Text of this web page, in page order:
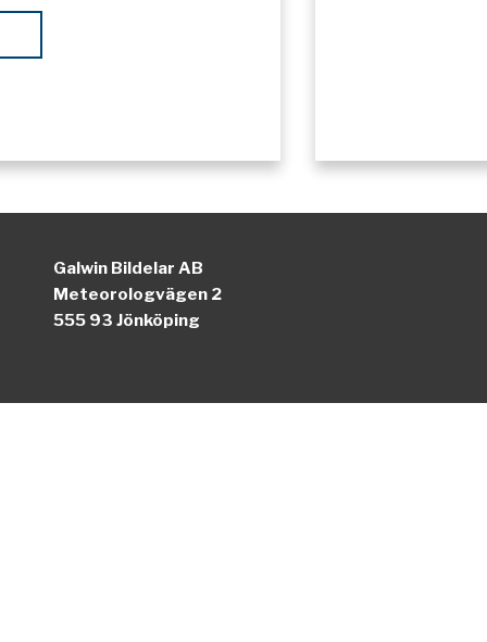
Galwin Bildelar AB
Meteorologvägen 2
555 93 Jönköping